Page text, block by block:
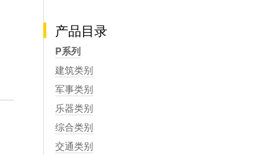
产品目录
P系列
建筑类别
军事类别
乐器类别
综合类别
交通类别